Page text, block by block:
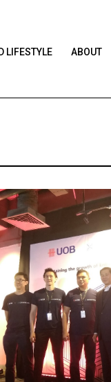
LIFESTYLE ABOUT